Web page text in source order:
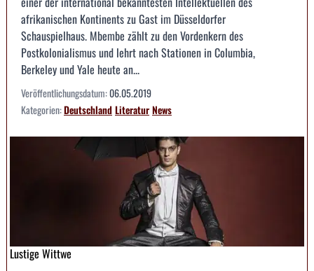
afrikanischen Kontinents zu Gast im Düsseldorfer
Schauspielhaus. Mbembe zählt zu den Vordenkern des
Postkolonialismus und lehrt nach Stationen in Columbia,
Berkeley und Yale heute an...
Veröffentlichungsdatum:06.05.2019
Kategorien:DeutschlandLiteraturNews
Lustige Wittwe